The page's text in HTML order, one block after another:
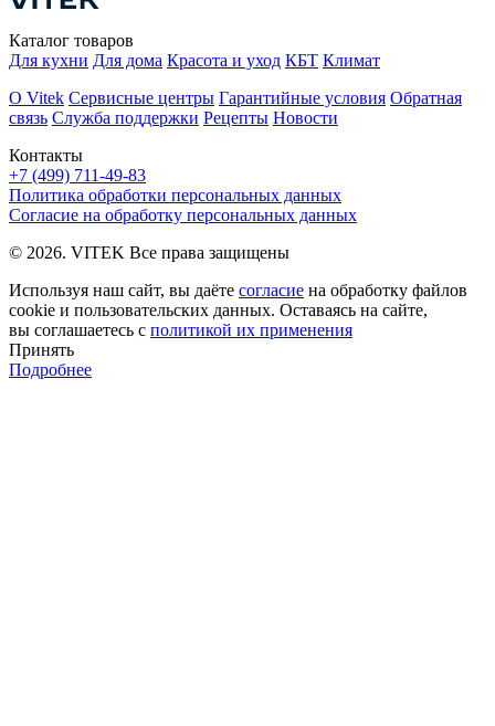
Контакты
+7 (499) 711-49-83
Каталог товаров
Для кухни Для дома Красота и уход КБТ Климат
О Vitek Сервисные центры Гарантийные условия Обратная
связь Служба поддержки Рецепты Новости
Политика обработки персональных данных
Согласие на обработку персональных данных
© 2026. VITEK Все права защищены
Используя наш сайт, вы даёте согласие на обработку файлов
cookie и пользовательских данных. Оставаясь на сайте,
вы соглашаетесь с политикой их применения
Принять
Подробнее